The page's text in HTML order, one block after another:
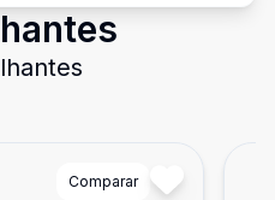
Comparar